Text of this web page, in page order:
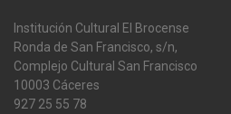
Institución Cultural El Brocense
Ronda de San Francisco, s/n,
Complejo Cultural San Francisco
10003 Cáceres
927 25 55 78